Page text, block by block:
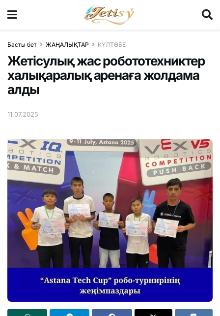
Басты бет ЖАҢАЛЫҚТАР КҮЛТӨБЕ
Жетісулық жас робототехниктер
халықаралық аренаға жолдама
алды
11.07.2025